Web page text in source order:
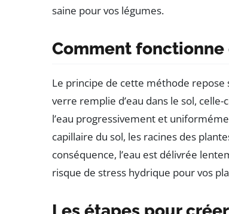
saine pour vos légumes.
Comment fonctionne
Le principe de cette méthode repose
verre remplie d’eau dans le sol,
l’eau progressivement et
capillaire du sol, les racines des
conséquence, l’eau est délivrée
risque de stress hydrique pour vos